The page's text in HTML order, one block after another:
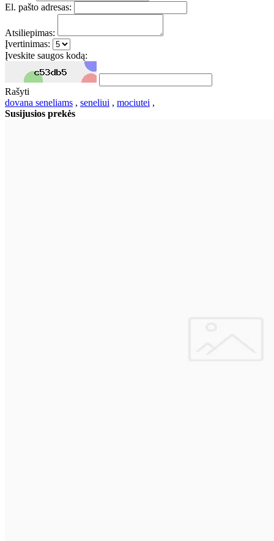
El. pašto adresas:
Atsiliepimas:
Įvertinimas:
Įveskite saugos kodą:
Rašyti
dovana seneliams , seneliui , mociutei ,
Susijusios prekės